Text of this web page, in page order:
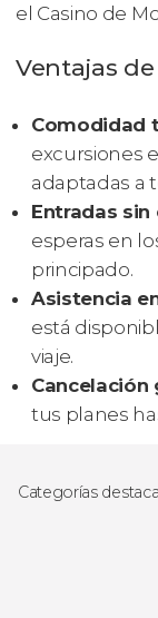
el Casino de
Ventajas
Comodidad
excursiones
adaptadas a
Entradas sin
esperas en
principado.
Asistencia
está
viaje.
Cancelación
tus planes
Categorías